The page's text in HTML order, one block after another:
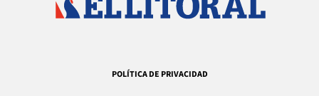
POLÍTICA DE PRIVACIDAD